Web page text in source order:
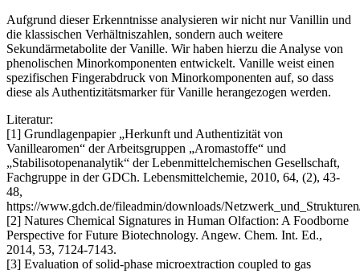
Aufgrund dieser Erkenntnisse analysieren wir nicht nur Vanillin und
die klassischen Verhältniszahlen, sondern auch weitere
Sekundärmetabolite der Vanille. Wir haben hierzu die Analyse von
phenolischen Minorkomponenten entwickelt. Vanille weist einen
spezifischen Fingerabdruck von Minorkomponenten auf, so dass
diese als Authentizitätsmarker für Vanille herangezogen werden.
Literatur:
[1] Grundlagenpapier „Herkunft und Authentizität von
Vanillearomen“ der Arbeitsgruppen „Aromastoffe“ und
„Stabilisotopenanalytik“ der Lebenmittelchemischen Gesellschaft,
Fachgruppe in der GDCh. Lebensmittelchemie, 2010, 64, (2), 43-
48,
https://www.gdch.de/fileadmin/downloads/
[2] Natures Chemical Signatures in Human Olfaction: A Foodborne
Perspective for Future Biotechnology. Angew. Chem. Int. Ed.,
2014, 53, 7124-7143.
[3] Evaluation of solid-phase microextraction coupled to gas